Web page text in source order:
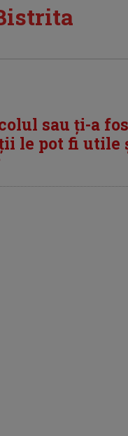
sau ți-a
le pot fi